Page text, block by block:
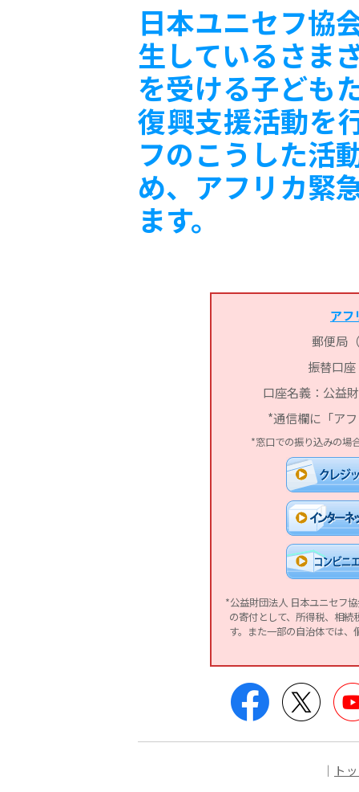
日本ユニセフ協
生しているさま
を受ける子ども
復興支援活動を
フのこうした活
め、アフリカ緊
ます。
アフ
郵便局
振替口
口座名義：公益
*通信欄に「ア
*窓口での振り込みの場
*公益財団法人 日本ユニセフ
の寄付として、所得税、相
す。また一部の自治体では
Facebook Twitter
｜ ト